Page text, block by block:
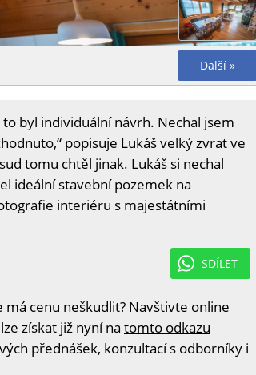
Další »
byl individuální návrh. Nechal jsem
popisuje Lukáš velký zvrat ve
tomu chtěl jinak. Lukáš si nechal
ideální stavební pozemek na
interiéru s majestátními
SDÍLET
cenu neškudlit? Navštivte online
získat již nyní na tomto odkazu
přednášek, konzultací s odborníky i